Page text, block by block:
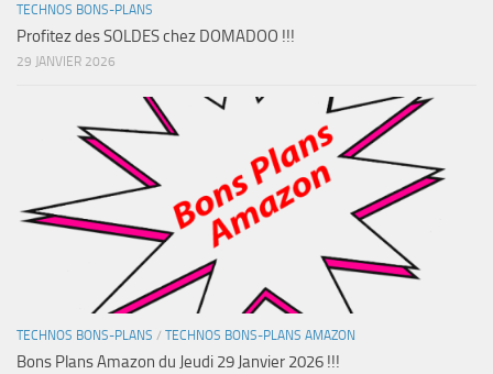
TECHNOS BONS-PLANS
Profitez des SOLDES chez DOMADOO !!!
29 JANVIER 2026
TECHNOS BONS-PLANS / TECHNOS BONS-PLANS AMAZON
Bons Plans Amazon du Jeudi 29 Janvier 2026 !!!